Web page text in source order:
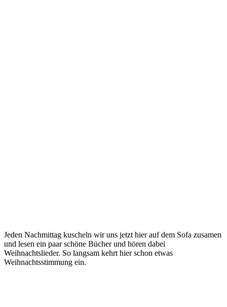
Jeden Nachmittag kuscheln wir uns jetzt hier auf dem Sofa zusamen
und lesen ein paar schöne Bücher und hören dabei
Weihnachtslieder. So langsam kehrt hier schon etwas
Weihnachtsstimmung ein.